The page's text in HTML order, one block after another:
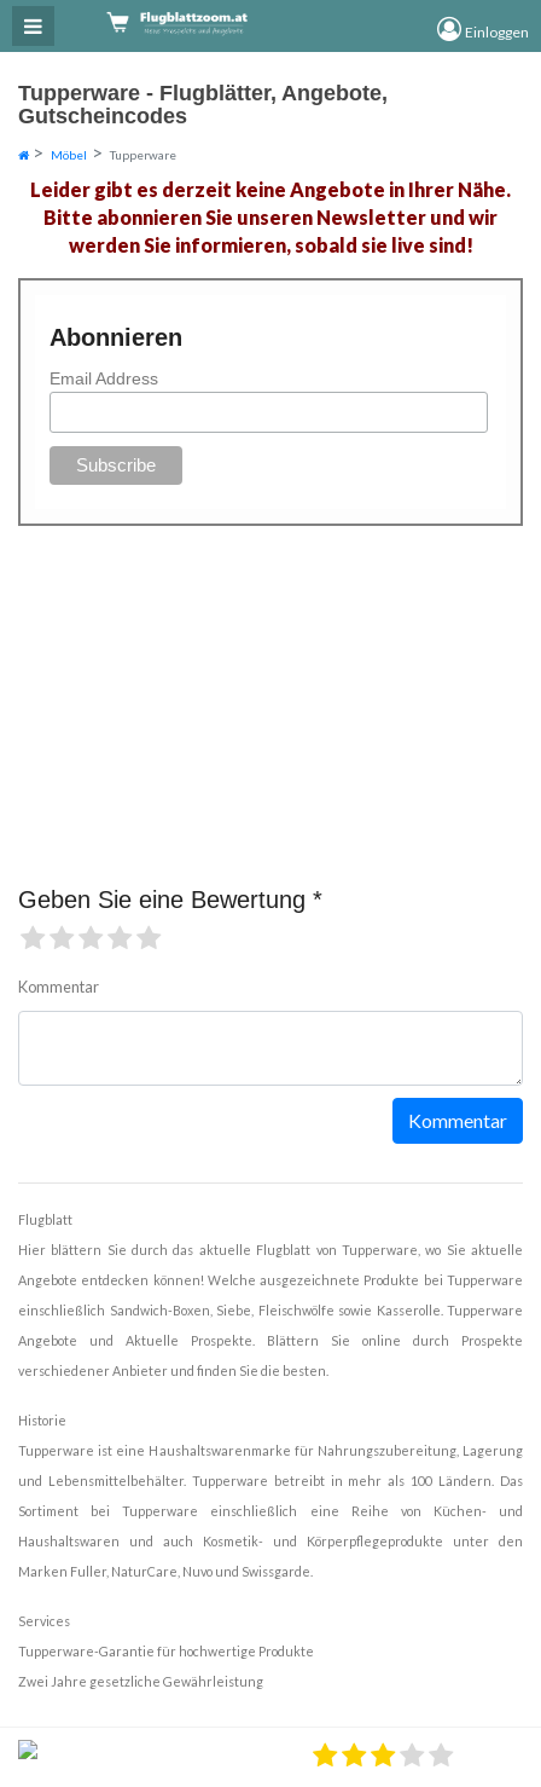
Einloggen
Tupperware - Flugblätter, Angebote,
Gutscheincodes
Möbel Tupperware
Leider gibt es derzeit keine Angebote in Ihrer Nähe.
Bitte abonnieren Sie unseren Newsletter und wir
werden Sie informieren, sobald sie live sind!
Abonnieren
Email Address
Geben Sie eine Bewertung *
Kommentar
Kommentar
Flugblatt
Hier blättern Sie durch das aktuelle Flugblatt von Tupperware, wo Sie aktuelle
Angebote entdecken können! Welche ausgezeichnete Produkte bei Tupperware
einschließlich Sandwich-Boxen, Siebe, Fleischwölfe sowie Kasserolle. Tupperware
Angebote und Aktuelle Prospekte. Blättern Sie online durch Prospekte
verschiedener Anbieter und finden Sie die besten.
Historie
Tupperware ist eine Haushaltswarenmarke für Nahrungszubereitung, Lagerung
und Lebensmittelbehälter. Tupperware betreibt in mehr als 100 Ländern. Das
Sortiment bei Tupperware einschließlich eine Reihe von Küchen- und
Haushaltswaren und auch Kosmetik- und Körperpflegeprodukte unter den
Marken Fuller, NaturCare, Nuvo und Swissgarde.
Services
Tupperware-Garantie für hochwertige Produkte
Zwei Jahre gesetzliche Gewährleistung